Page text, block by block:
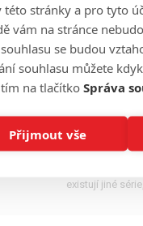
Kačeří
budou
existují jiné
této stránky a pro tyto
vám na stránce
se budou
souhlasu můžete
na tlačítko Správa
Přijmout vše